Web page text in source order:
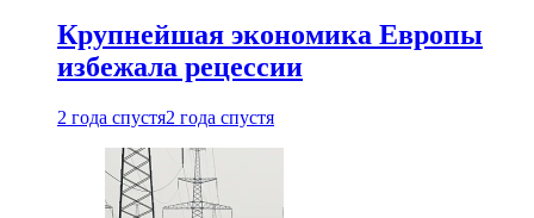
Крупнейшая экономика Европы
избежала рецессии
2 года спустя2 года спустя